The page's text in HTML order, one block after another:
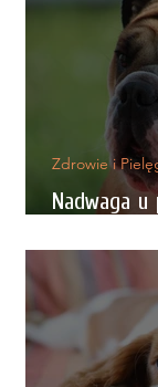
Nadwaga u
Zdrowie i